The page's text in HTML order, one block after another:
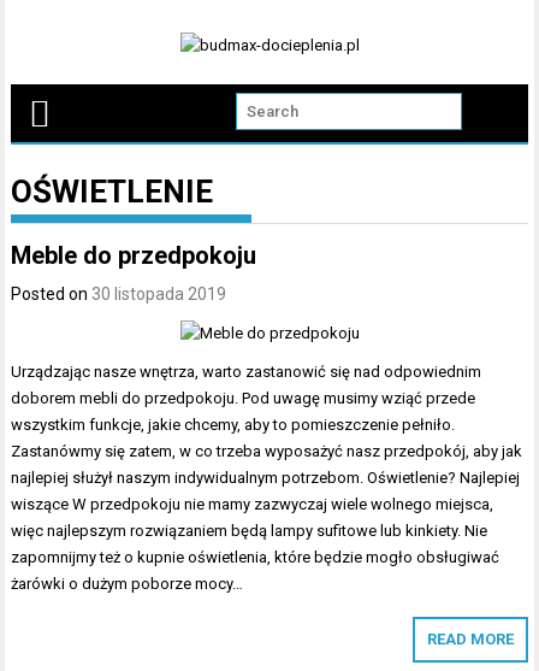
OŚWIETLENIE
Meble do przedpokoju
Posted on 30 listopada 2019
Urządzając nasze wnętrza, warto zastanowić się nad odpowiednim
doborem mebli do przedpokoju. Pod uwagę musimy wziąć przede
wszystkim funkcje, jakie chcemy, aby to pomieszczenie pełniło.
Zastanówmy się zatem, w co trzeba wyposażyć nasz przedpokój, aby jak
najlepiej służył naszym indywidualnym potrzebom. Oświetlenie? Najlepiej
wiszące W przedpokoju nie mamy zazwyczaj wiele wolnego miejsca,
więc najlepszym rozwiązaniem będą lampy sufitowe lub kinkiety. Nie
zapomnijmy też o kupnie oświetlenia, które będzie mogło obsługiwać
żarówki o dużym poborze mocy…
READ MORE